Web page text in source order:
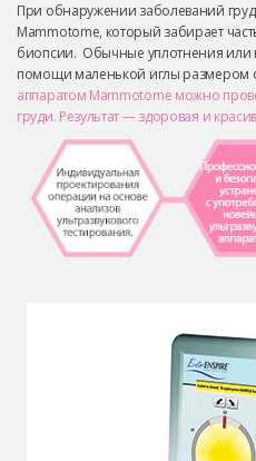
При обнаружении заболеваний
Mammotome, который забирает
биопсии. Обычные уплотнения или
помощи маленькой иглы размером
аппаратом Mammotome можно
груди. Результат — здоровая и